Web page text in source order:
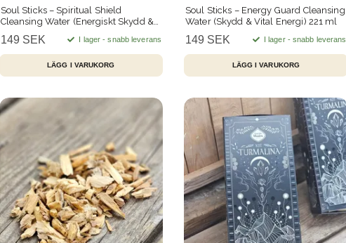
Soul Sticks – Spiritual Shield
Cleansing Water (Energiskt Skydd &
149 SEK I lager - snabb leverans
Soul Sticks – Energy Guard Cleansing
Water (Skydd & Vital Energi) 221 ml
149 SEK I lager - snabb leverans